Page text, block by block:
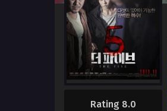
Rating 8.0